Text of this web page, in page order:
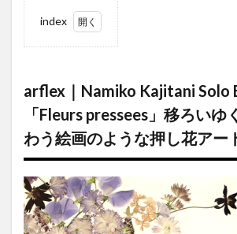
index
1
arflex
Solo
Exhibition
「Fleurs
pressees」
移ろいゆく
美しさを味
わう絵画の
ような押し
花アート
arflex｜Namiko Kajitani Solo
「Fleurs pressees」移ろいゆ
わう絵画のような押し花アー